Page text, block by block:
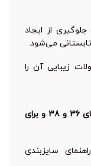
از ایجاد
می‌شود.
زیبایی آن را
سایزبندی :فری سایز و مناسب برای سایزهای 36 و 38 و برای
سایزبندی